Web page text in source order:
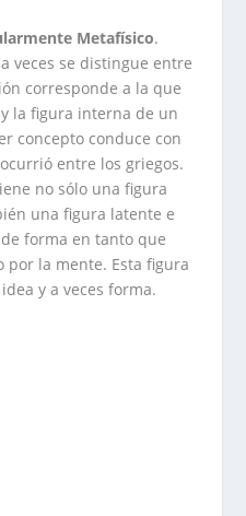
Metafísico.
veces se distingue entre
corresponde a la que
la figura interna de un
concepto conduce con
entre los griegos.
no sólo una figura
una figura latente e
forma en tanto que
la mente. Esta figura
y a veces forma.